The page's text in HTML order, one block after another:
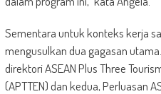
Sementara untuk konteks kerja
mengusulkan dua gagasan
direktori ASEAN Plus Three
(APTTEN) dan kedua, Perluasan